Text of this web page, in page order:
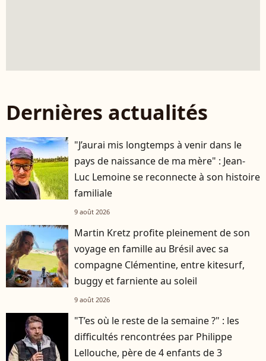
Dernières actualités
"J’aurai mis longtemps à venir dans le
pays de naissance de ma mère" : Jean-
Luc Lemoine se reconnecte à son histoire
familiale
9 août 2026
Martin Kretz profite pleinement de son
voyage en famille au Brésil avec sa
compagne Clémentine, entre kitesurf,
buggy et farniente au soleil
9 août 2026
"T’es où le reste de la semaine ?" : les
difficultés rencontrées par Philippe
Lellouche, père de 4 enfants de 3